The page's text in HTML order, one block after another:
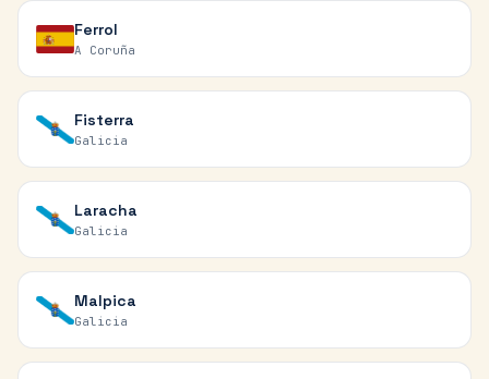
Ferrol
A Coruña
Fisterra
Galicia
Laracha
Galicia
Malpica
Galicia